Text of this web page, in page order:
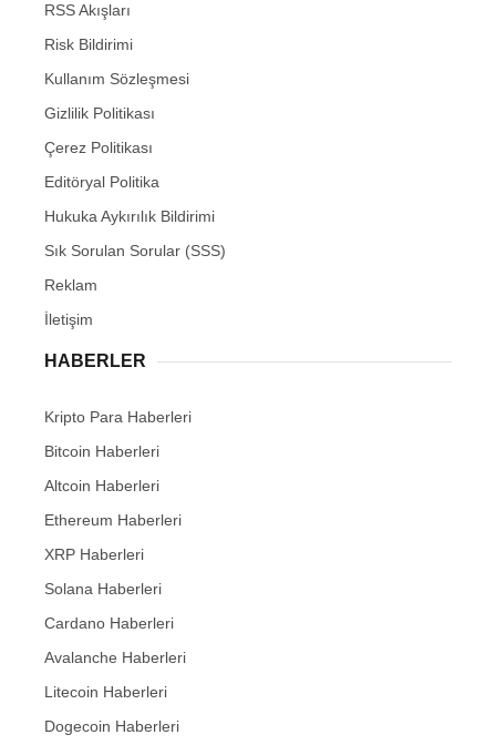
RSS Akışları
Risk Bildirimi
Kullanım Sözleşmesi
Gizlilik Politikası
Çerez Politikası
Editöryal Politika
Hukuka Aykırılık Bildirimi
Sık Sorulan Sorular (SSS)
Reklam
İletişim
HABERLER
Kripto Para Haberleri
Bitcoin Haberleri
Altcoin Haberleri
Ethereum Haberleri
XRP Haberleri
Solana Haberleri
Cardano Haberleri
Avalanche Haberleri
Litecoin Haberleri
Dogecoin Haberleri